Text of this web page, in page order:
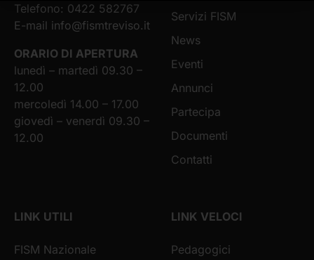
Telefono: 0422 582767
E-mail info@fismtreviso.it
ORARIO DI APERTURA
lunedì – martedì 09.30 –
12.00
mercoledì 14.00 – 17.00
giovedì – venerdì 09.30 –
12.00
Servizi FISM
News
Eventi
Annunci
Partecipa
Documenti
Contatti
LINK UTILI
FISM Nazionale
LINK VELOCI
Pedagogici